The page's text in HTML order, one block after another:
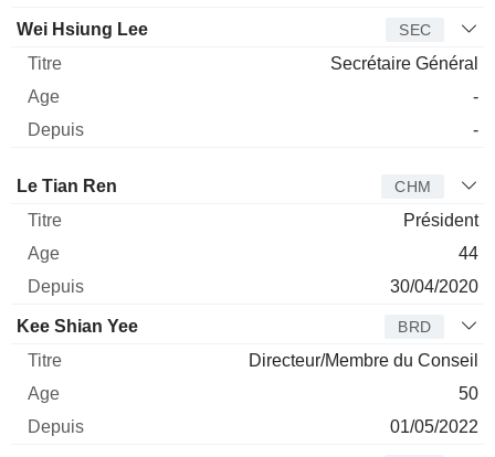
Wei Hsiung Lee SEC
Secrétaire Général
-
-
Administrateur
Le Tian Ren CHM
Président
44
30/04/2020
Kee Shian Yee BRD
Directeur/Membre du Conseil
50
01/05/2022